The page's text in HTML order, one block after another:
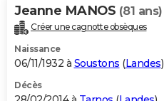
Jeanne MANOS (81 ans)
Créer une cagnotte obsèques
Naissance
06/11/1932 à Soustons (Landes)
Décès